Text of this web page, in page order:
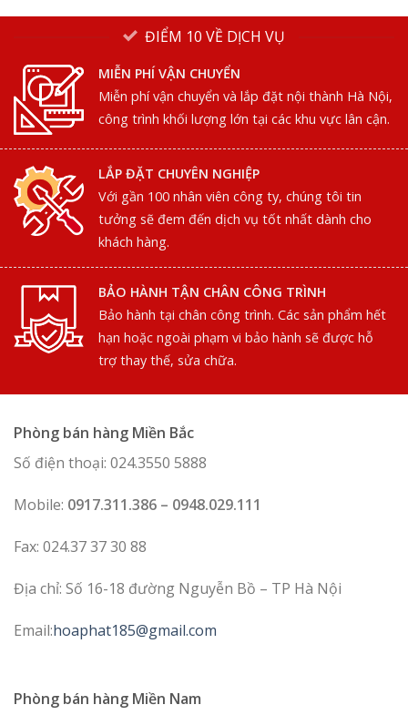
ĐIỂM 10 VỀ DỊCH VỤ
MIỄN PHÍ VẬN CHUYỂN
Miễn phí vận chuyển và lắp đặt nội thành Hà Nội,
công trình khối lượng lớn tại các khu vực lân cận.
LẮP ĐẶT CHUYÊN NGHIỆP
Với gần 100 nhân viên công ty, chúng tôi tin
tưởng sẽ đem đến dịch vụ tốt nhất dành cho
khách hàng.
BẢO HÀNH TẬN CHÂN CÔNG TRÌNH
Bảo hành tại chân công trình. Các sản phẩm hết
hạn hoặc ngoài phạm vi bảo hành sẽ được hỗ
trợ thay thế, sửa chữa.
Phòng bán hàng Miền Bắc
Số điện thoại: 024.3550 5888
Mobile: 0917.311.386 – 0948.029.111
Fax: 024.37 37 30 88
Địa chỉ: Số 16-18 đường Nguyễn Bồ – TP Hà Nội
Email:hoaphat185@gmail.com
Phòng bán hàng Miền Nam